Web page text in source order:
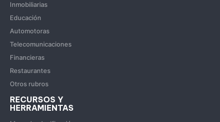
Inmobiliarias
Educación
Automotoras
Telecomunicaciones
Financieras
Restaurantes
Otros rubros
RECURSOS Y
HERRAMIENTAS